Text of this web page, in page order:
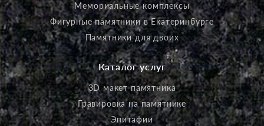
Мемориальные комплексы
Фигурные памятники в Екатеринбурге
Памятники для двоих
Каталог услуг
3D макет памятника
Гравировка на памятнике
Эпитафии